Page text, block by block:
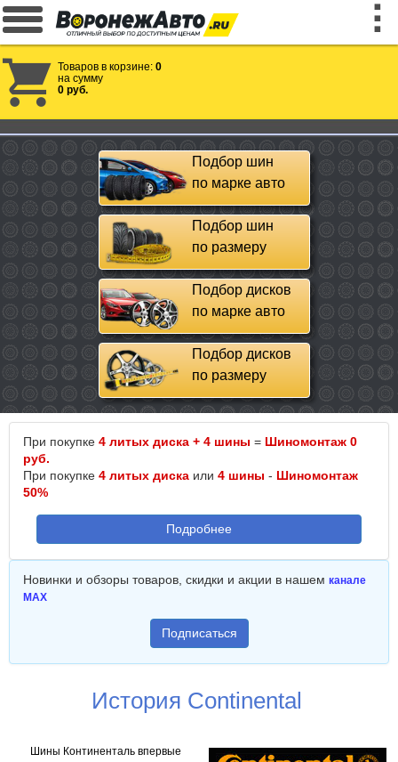
Товаров в корзине: 0
на сумму
0 руб.
Подбор шин
по марке авто
Подбор шин
по размеру
Подбор дисков
по марке авто
Подбор дисков
по размеру
При покупке 4 литых диска + 4 шины = Шиномонтаж 0
руб.
При покупке 4 литых диска или 4 шины - Шиномонтаж
50%
Подробнее
Новинки и обзоры товаров, скидки и акции в нашем канале
MAX
Подписаться
История Continental
Шины Континенталь впервые